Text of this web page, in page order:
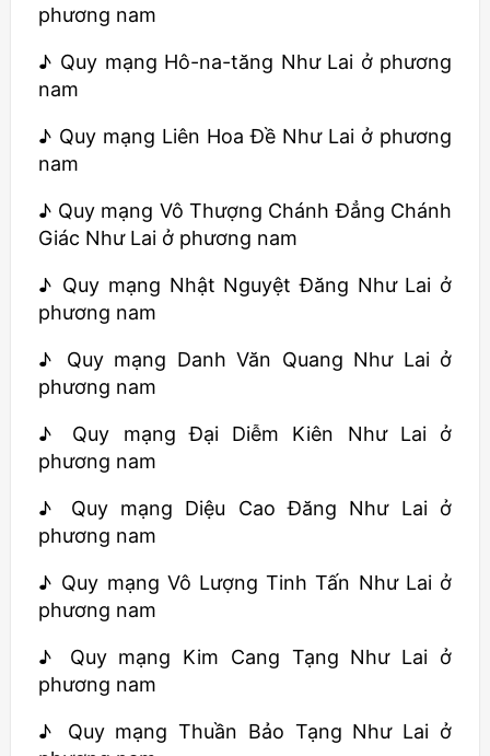
phương nam
♪ Quy mạng Hô-na-tăng Như Lai ở phương
nam
♪ Quy mạng Liên Hoa Đề Như Lai ở phương
nam
♪ Quy mạng Vô Thượng Chánh Đẳng Chánh
Giác Như Lai ở phương nam
♪ Quy mạng Nhật Nguyệt Đăng Như Lai ở
phương nam
♪ Quy mạng Danh Văn Quang Như Lai ở
phương nam
♪ Quy mạng Đại Diễm Kiên Như Lai ở
phương nam
♪ Quy mạng Diệu Cao Đăng Như Lai ở
phương nam
♪ Quy mạng Vô Lượng Tinh Tấn Như Lai ở
phương nam
♪ Quy mạng Kim Cang Tạng Như Lai ở
phương nam
♪ Quy mạng Thuần Bảo Tạng Như Lai ở